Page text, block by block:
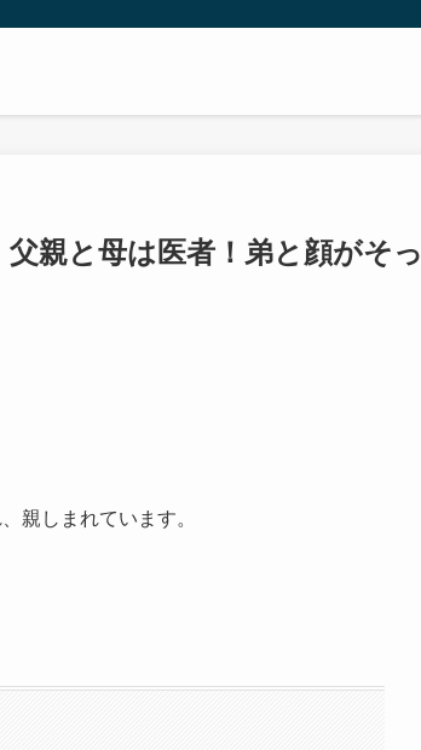
親と母は医者！弟と顔がそっ
親しまれています。